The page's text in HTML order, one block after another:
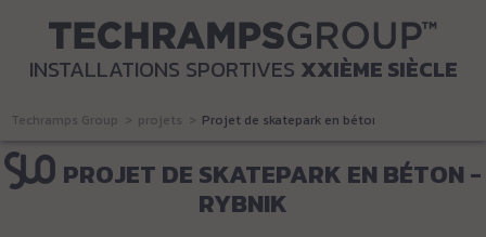
INSTALLATIONS SPORTIVES XXIÈME SIÈCLE
Techramps Group projets Projet de skatepark en béton - Rybnik
PROJET DE SKATEPARK EN BÉTON -
RYBNIK